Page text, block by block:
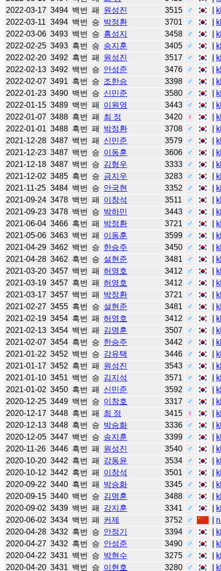
2022-03-17 3494 백번 패 원성진 3515 ♂
2022-03-11 3494 백번 승 박정환 3701 ♂
2022-03-06 3493 백번 승 홍성지 3458 ♂
2022-02-25 3493 흑번 승 송지훈 3405 ♂
2022-02-20 3492 흑번 패 원성진 3517 ♂
2022-02-13 3492 백번 승 안성준 3476 ♂
2022-02-07 3491 흑번 승 조한승 3398 ♂
2022-01-23 3490 백번 승 신민준 3580 ♂
2022-01-15 3489 백번 패 이원영 3443 ♂
2022-01-07 3488 흑번 패 최 정 3420 ♀
2022-01-01 3488 흑번 패 박정환 3708 ♂
2021-12-28 3487 백번 패 신민준 3579 ♂
2021-12-23 3487 백번 승 이동훈 3606 ♂
2021-12-18 3487 백번 승 김형우 3333 ♂
2021-12-02 3485 흑번 승 금지우 3283 ♂
2021-11-25 3484 백번 승 안국현 3352 ♂
2021-09-24 3478 백번 패 이창석 3511 ♂
2021-09-23 3478 백번 승 박하민 3443 ♂
2021-06-04 3466 흑번 패 박정환 3721 ♂
2021-05-06 3463 백번 패 이동훈 3599 ♂
2021-04-29 3462 백번 승 한승주 3450 ♂
2021-04-28 3462 흑번 승 설현준 3481 ♂
2021-03-20 3457 백번 패 허영호 3412 ♂
2021-03-19 3457 흑번 패 허영호 3412 ♂
2021-03-17 3457 백번 패 박정환 3721 ♂
2021-02-27 3455 흑번 승 설현준 3481 ♂
2021-02-19 3454 흑번 패 허영호 3412 ♂
2021-02-13 3454 백번 패 김명훈 3507 ♂
2021-02-07 3454 흑번 승 한승주 3442 ♂
2021-01-22 3452 백번 승 강유택 3446 ♂
2021-01-17 3452 흑번 패 원성진 3543 ♂
2021-01-10 3451 백번 승 김지석 3571 ♂
2021-01-02 3450 흑번 패 신민준 3592 ♂
2020-12-25 3449 백번 승 이창호 3317 ♂
2020-12-17 3448 흑번 패 최 정 3415 ♀
2020-12-13 3448 흑번 승 박승화 3336 ♂
2020-12-05 3447 백번 승 송지훈 3399 ♂
2020-11-26 3446 흑번 패 원성진 3540 ♂
2020-10-20 3442 흑번 패 강동윤 3534 ♂
2020-10-12 3442 흑번 패 이창석 3501 ♂
2020-09-22 3440 흑번 패 박승화 3345 ♂
2020-09-15 3440 백번 승 김명훈 3488 ♂
2020-09-02 3439 백번 패 강지훈 3341 ♂
2020-06-02 3434 백번 패 커제 3752 ♂
2020-04-28 3432 흑번 승 안정기 3394 ♂
2020-04-27 3432 흑번 승 안성준 3490 ♂
2020-04-22 3431 백번 승 박현수 3275 ♂
2020-04-20 3431 백번 승 이현호 3280 ♂